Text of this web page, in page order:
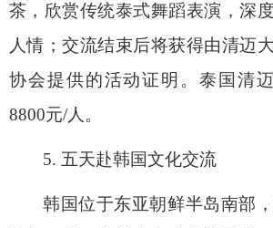
茶，欣赏传统泰式舞蹈表演，深
人情；交流结束后将获得由清迈
协会提供的活动证明。泰国清迈
8800元/人。
5. 五天赴韩国文化交流
韩国位于东亚朝鲜半岛南部